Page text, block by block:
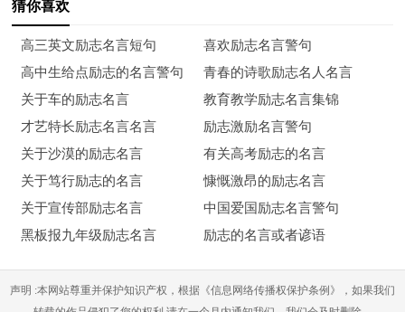
事。
22、要冒一险！整个生命就是一场冒险，走得最远的人常是
愿意去做愿意去冒险的人。
23、相信就是强大，怀疑只会抑制能力，而信仰就是力量。
24、为明天做准备的最好方法就是集中你所有智慧，所有的
热忱，把今天的工作做得尽善尽美，这就是你能应付未来的唯一
方法。
26、伟大的事业不是靠力气速度和身体的敏捷完成的，而是
猜你喜欢
高三英文励志名言短句
喜欢励志名言警句
高中生给点励志的名言警句
青春的诗歌励志名人名言
关于车的励志名言
教育教学励志名言集锦
才艺特长励志名言名言
励志激励名言警句
关于沙漠的励志名言
有关高考励志的名言
关于笃行励志的名言
慷慨激昂的励志名言
关于宣传部励志名言
中国爱国励志名言警句
黑板报九年级励志名言
励志的名言或者谚语
声明 :本网站尊重并保护知识产权，根据《信息网络传播权保护条例》，如果我们